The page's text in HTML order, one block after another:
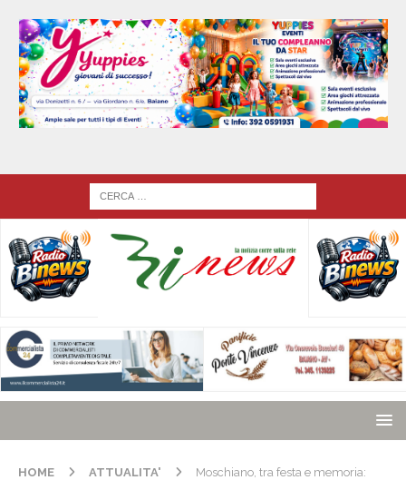
HOME ATTUALITA'
Moschiano, tra festa e memoria: